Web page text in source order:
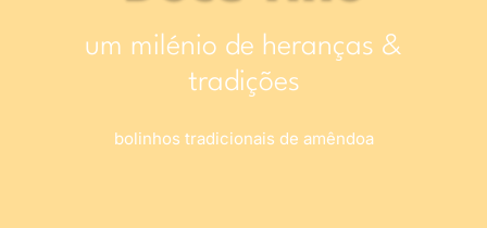
um milénio de heranças &
tradições
bolinhos tradicionais de amêndoa